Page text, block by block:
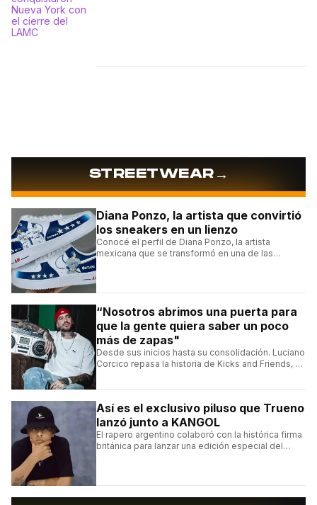
STREETWEAR→
Diana Ponzo, la artista que convirtió
los sneakers en un lienzo
Conocé el perfil de Diana Ponzo, la artista
mexicana que se transformó en una de las
“Nosotros abrimos una puerta para
que la gente quiera saber un poco
más de zapas"
Desde sus inicios hasta su consolidación. Luciano
Corcico repasa la historia de Kicks and Friends, el
Así es el exclusivo piluso que Trueno
lanzó junto a KANGOL
El rapero argentino colaboró con la histórica firma
británica para lanzar una edición especial del